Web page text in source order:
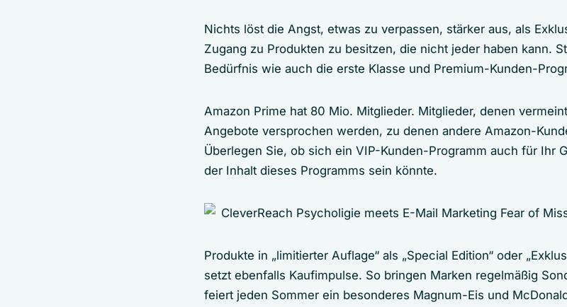
Nichts löst die Angst, etwas zu verpassen, stärker aus, als
Zugang zu Produkten zu besitzen, die nicht jeder haben kann.
Bedürfnis wie auch die erste Klasse und Premium-Kunden-
Amazon Prime hat 80 Mio. Mitglieder. Mitglieder, denen
Angebote versprochen werden, zu denen andere Amazon-
Überlegen Sie, ob sich ein VIP-Kunden-Programm auch für Ihr
der Inhalt dieses Programms sein könnte.
Produkte in „limitierter Auflage“ als „Special Edition“ oder
setzt ebenfalls Kaufimpulse. So bringen Marken regelmäßig
feiert jeden Sommer ein besonderes Magnum-Eis und